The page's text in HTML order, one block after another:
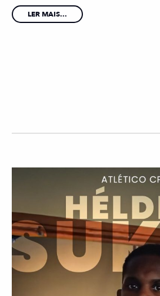
LER MAIS...